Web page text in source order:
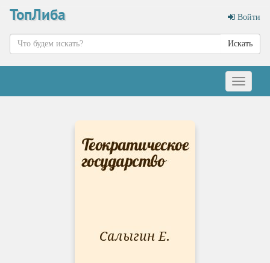
ТопЛиба Войти
Искать
Меню